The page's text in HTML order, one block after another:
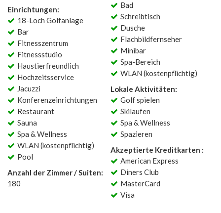
Einrichtungen:
18-Loch Golfanlage
Bar
Fitnesszentrum
Fitnessstudio
Haustierfreundlich
Hochzeitsservice
Jacuzzi
Konferenzeinrichtungen
Restaurant
Sauna
Spa & Wellness
WLAN (kostenpflichtig)
Pool
Anzahl der Zimmer / Suiten:
180
Bad
Schreibtisch
Dusche
Flachbildfernseher
Minibar
Spa-Bereich
WLAN (kostenpflichtig)
Lokale Aktivitäten:
Golf spielen
Skilaufen
Spa & Wellness
Spazieren
Akzeptierte Kreditkarten :
American Express
Diners Club
MasterCard
Visa